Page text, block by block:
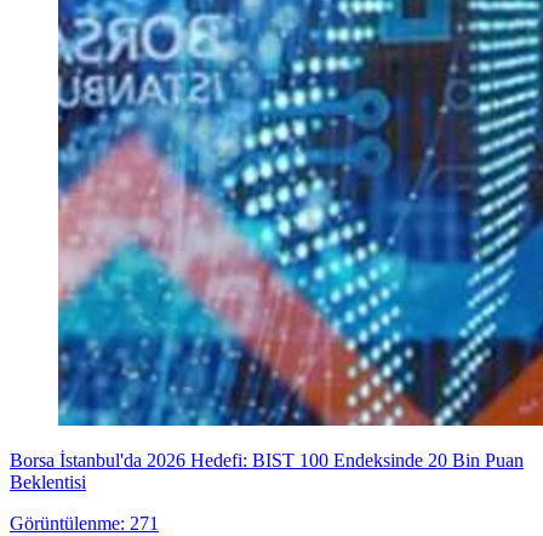
Borsa İstanbul'da 2026 Hedefi: BIST 100 Endeksinde 20 Bin Puan
Beklentisi
Görüntülenme: 271